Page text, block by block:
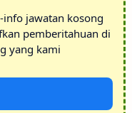
info jawatan kosong
pemberitahuan di
yang kami